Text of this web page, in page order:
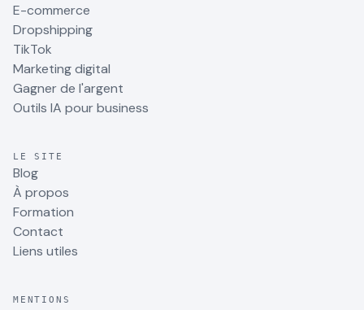
E-commerce
Dropshipping
TikTok
Marketing digital
Gagner de l'argent
Outils IA pour business
LE SITE
Blog
À propos
Formation
Contact
Liens utiles
MENTIONS